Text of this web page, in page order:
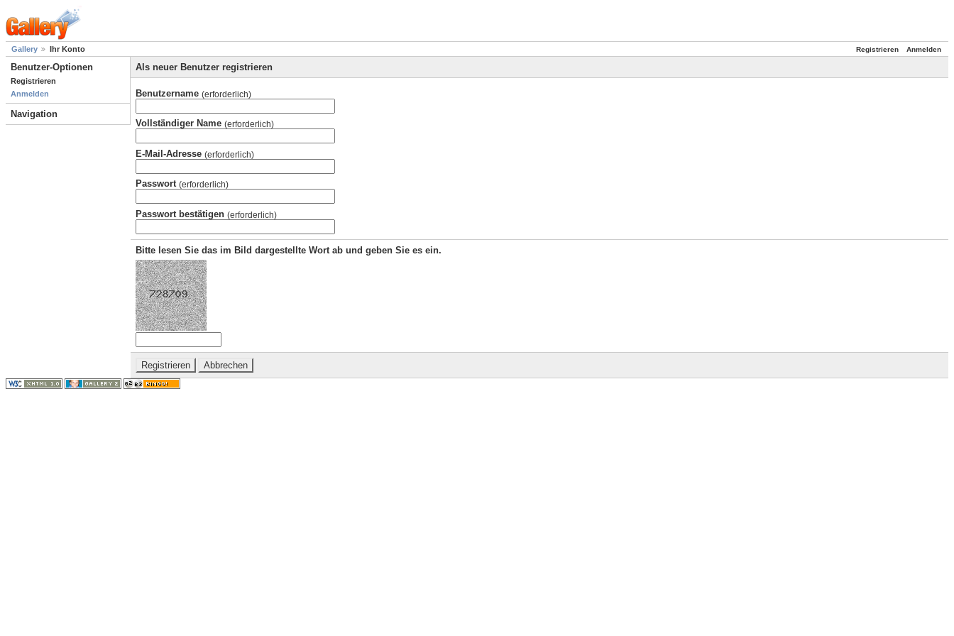
Registrieren Anmelden
Gallery Ihr Konto
Benutzer-Optionen
Registrieren
Anmelden
Navigation
Als neuer Benutzer registrieren
Benutzername (erforderlich)
Vollständiger Name (erforderlich)
E-Mail-Adresse (erforderlich)
Passwort (erforderlich)
Passwort bestätigen (erforderlich)
Bitte lesen Sie das im Bild dargestellte Wort ab und geben Sie es ein.